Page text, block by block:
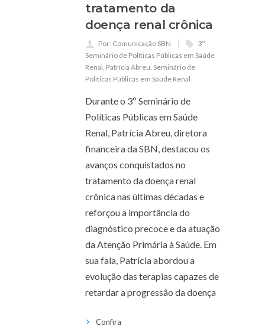
tratamento da
doença renal crônica
Por: Comunicação SBN
3º
Seminário de Políticas Públicas em Saúde
Renal Patrícia Abreu Seminário de
Políticas Públicas em Saúde Renal
Durante o 3º Seminário de
Políticas Públicas em Saúde
Renal, Patrícia Abreu, diretora
financeira da SBN, destacou os
avanços conquistados no
tratamento da doença renal
crônica nas últimas décadas e
reforçou a importância do
diagnóstico precoce e da atuação
da Atenção Primária à Saúde. Em
sua fala, Patrícia abordou a
evolução das terapias capazes de
retardar a progressão da doença
Confira